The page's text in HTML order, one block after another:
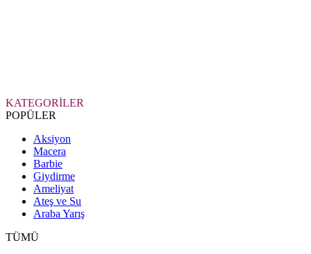
KATEGORİLER
POPÜLER
Aksiyon
Macera
Barbie
Giydirme
Ameliyat
Ateş ve Su
Araba Yarış
TÜMÜ